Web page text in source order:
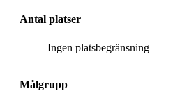
Antal platser
Ingen platsbegränsning
Målgrupp